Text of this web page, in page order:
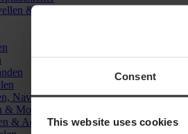
Consent
This website uses cookies
& Stickers
Naven & Lagers
Mousses
& Accessoires